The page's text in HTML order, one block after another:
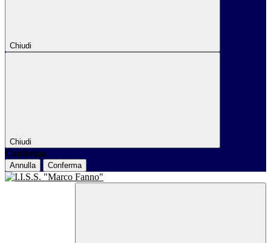
Chiudi
Chiudi
Conferma
Annulla Conferma